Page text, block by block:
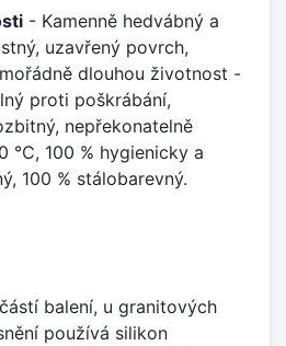
- Kamenně hedvábný a
uzavřený povrch,
dlouhou životnost -
proti poškrábání,
nepřekonatelně
100 % hygienicky a
100 % stálobarevný.
balení, u granitových
používá silikon